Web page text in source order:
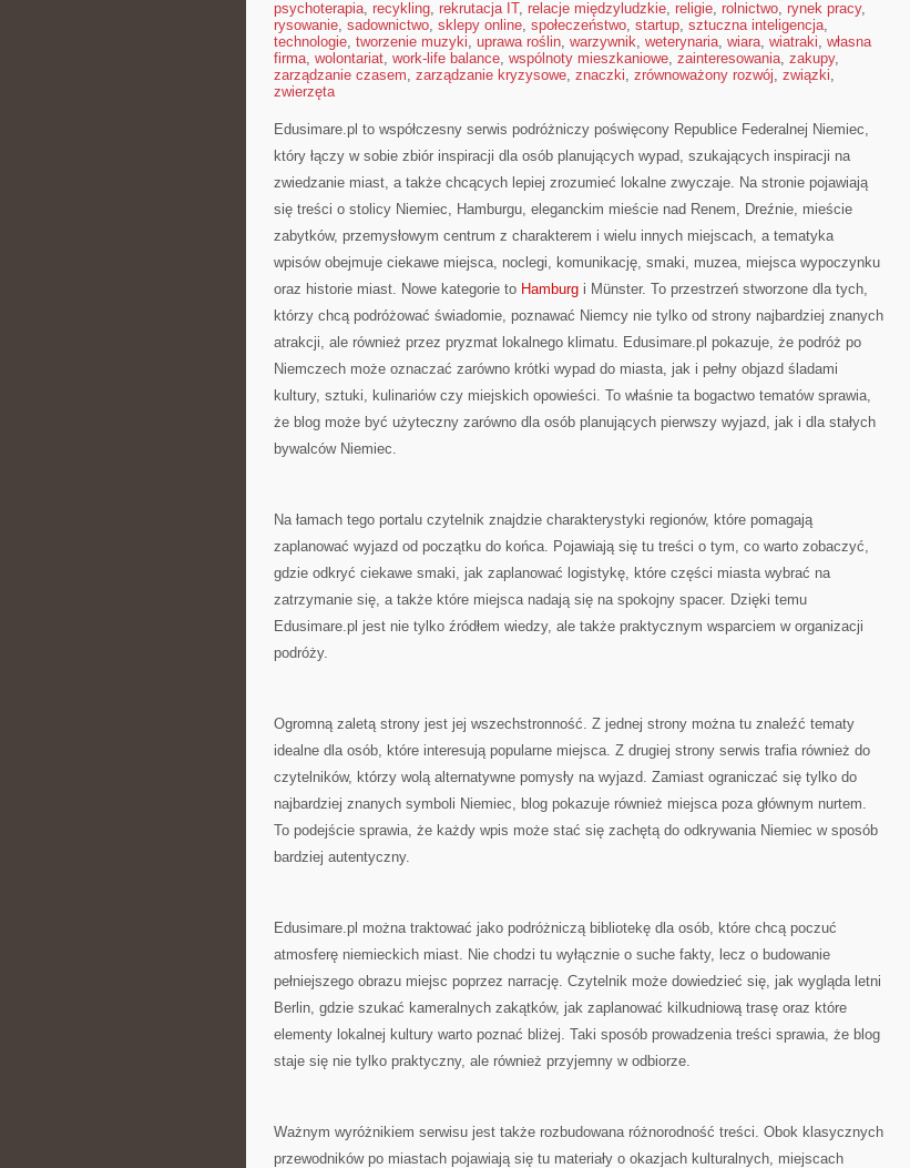
psychoterapia, recykling, rekrutacja IT, relacje międzyludzkie, religie, rolnictwo, rynek pracy,
rysowanie, sadownictwo, sklepy online, społeczeństwo, startup, sztuczna inteligencja,
technologie, tworzenie muzyki, uprawa roślin, warzywnik, weterynaria, wiara, wiatraki, własna
firma, wolontariat, work-life balance, wspólnoty mieszkaniowe, zainteresowania, zakupy,
zarządzanie czasem, zarządzanie kryzysowe, znaczki, zrównoważony rozwój, związki,
zwierzęta
Edusimare.pl to współczesny serwis podróżniczy poświęcony Republice Federalnej Niemiec,
który łączy w sobie zbiór inspiracji dla osób planujących wypad, szukających inspiracji na
zwiedzanie miast, a także chcących lepiej zrozumieć lokalne zwyczaje. Na stronie pojawiają
się treści o stolicy Niemiec, Hamburgu, eleganckim mieście nad Renem, Dreźnie, mieście
zabytków, przemysłowym centrum z charakterem i wielu innych miejscach, a tematyka
wpisów obejmuje ciekawe miejsca, noclegi, komunikację, smaki, muzea, miejsca wypoczynku
oraz historie miast. Nowe kategorie to Hamburg i Münster. To przestrzeń stworzone dla tych,
którzy chcą podróżować świadomie, poznawać Niemcy nie tylko od strony najbardziej znanych
atrakcji, ale również przez pryzmat lokalnego klimatu. Edusimare.pl pokazuje, że podróż po
Niemczech może oznaczać zarówno krótki wypad do miasta, jak i pełny objazd śladami
kultury, sztuki, kulinariów czy miejskich opowieści. To właśnie ta bogactwo tematów sprawia,
że blog może być użyteczny zarówno dla osób planujących pierwszy wyjazd, jak i dla stałych
bywalców Niemiec.
Na łamach tego portalu czytelnik znajdzie charakterystyki regionów, które pomagają
zaplanować wyjazd od początku do końca. Pojawiają się tu treści o tym, co warto zobaczyć,
gdzie odkryć ciekawe smaki, jak zaplanować logistykę, które części miasta wybrać na
zatrzymanie się, a także które miejsca nadają się na spokojny spacer. Dzięki temu
Edusimare.pl jest nie tylko źródłem wiedzy, ale także praktycznym wsparciem w organizacji
podróży.
Ogromną zaletą strony jest jej wszechstronność. Z jednej strony można tu znaleźć tematy
idealne dla osób, które interesują popularne miejsca. Z drugiej strony serwis trafia również do
czytelników, którzy wolą alternatywne pomysły na wyjazd. Zamiast ograniczać się tylko do
najbardziej znanych symboli Niemiec, blog pokazuje również miejsca poza głównym nurtem.
To podejście sprawia, że każdy wpis może stać się zachętą do odkrywania Niemiec w sposób
bardziej autentyczny.
Edusimare.pl można traktować jako podróżniczą bibliotekę dla osób, które chcą poczuć
atmosferę niemieckich miast. Nie chodzi tu wyłącznie o suche fakty, lecz o budowanie
pełniejszego obrazu miejsc poprzez narrację. Czytelnik może dowiedzieć się, jak wygląda letni
Berlin, gdzie szukać kameralnych zakątków, jak zaplanować kilkudniową trasę oraz które
elementy lokalnej kultury warto poznać bliżej. Taki sposób prowadzenia treści sprawia, że blog
staje się nie tylko praktyczny, ale również przyjemny w odbiorze.
Ważnym wyróżnikiem serwisu jest także rozbudowana różnorodność treści. Obok klasycznych
przewodników po miastach pojawiają się tu materiały o okazjach kulturalnych, miejscach